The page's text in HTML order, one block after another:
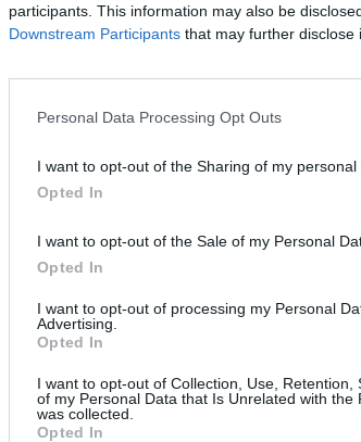
participants. This information may also be
Downstream Participants that may further disclose
Personal Data Processing Opt Outs
I want to opt-out of the Sharing of my personal
Opted In
I want to opt-out of the Sale of my Personal
Opted In
I want to opt-out of processing my Personal
Advertising.
Opted In
I want to opt-out of Collection, Use, Retention,
of my Personal Data that Is Unrelated with the
was collected.
Opted In